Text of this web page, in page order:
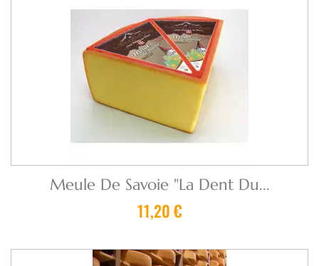
Meule De Savoie "La Dent Du...
11,20 €